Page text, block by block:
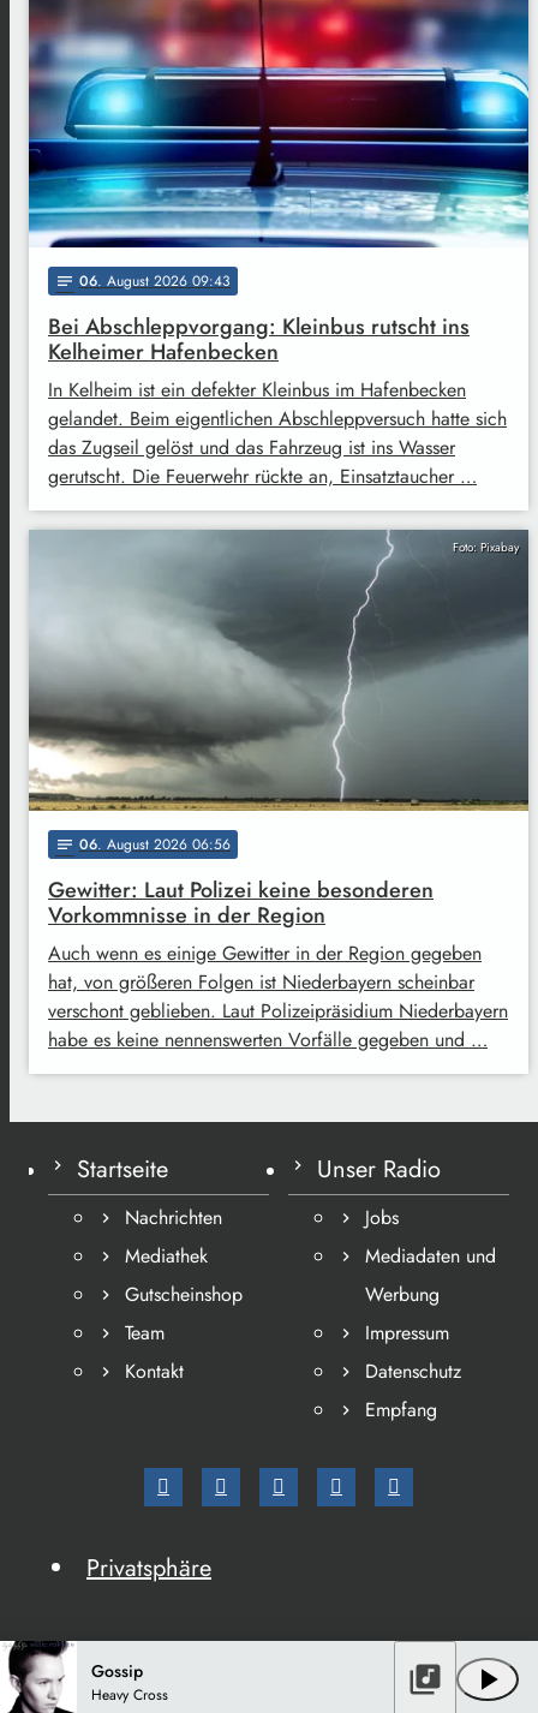
notes 06. August 2026 09:43
Bei Abschleppvorgang: Kleinbus rutscht ins
Kelheimer Hafenbecken
In Kelheim ist ein defekter Kleinbus im Hafenbecken
gelandet. Beim eigentlichen Abschleppversuch hatte sich
das Zugseil gelöst und das Fahrzeug ist ins Wasser
gerutscht. Die Feuerwehr rückte an, Einsatztaucher …
Foto: Pixabay
notes 06. August 2026 06:56
Gewitter: Laut Polizei keine besonderen
Vorkommnisse in der Region
Auch wenn es einige Gewitter in der Region gegeben
hat, von größeren Folgen ist Niederbayern scheinbar
verschont geblieben. Laut Polizeipräsidium Niederbayern
habe es keine nennenswerten Vorfälle gegeben und …
Startseite
Nachrichten
Mediathek
Gutscheinshop
Team
Kontakt
Unser Radio
Jobs
Mediadaten und
Werbung
Impressum
Datenschutz
Empfang
Privatsphäre
Gossip
Heavy Cross play_arrow
library_music